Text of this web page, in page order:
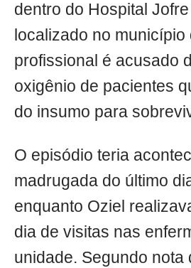
dentro do Hospital
localizado no
profissional é acusado
oxigênio de pacientes
do insumo para
O episódio teria
madrugada do último
enquanto Oziel
dia de visitas nas
unidade. Segundo nota